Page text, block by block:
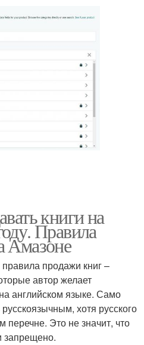
книги на
Правила
Амазоне
продажи книг –
автор желает
английском языке. Само
хотя русского
перечне. Это не значит, что
запрещено.